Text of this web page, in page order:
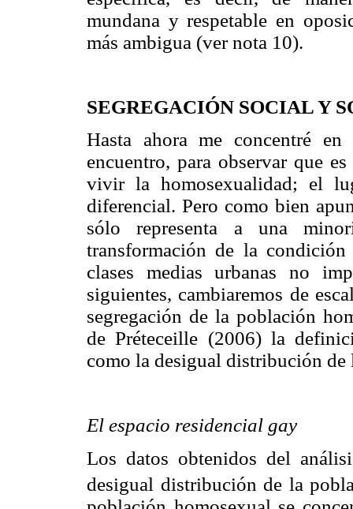
mundana y respetable en
más ambigua (ver nota 10).
SEGREGACIÓN SOCIAL Y
Hasta ahora me concentré
encuentro, para observar que
vivir la homosexualidad; el
diferencial. Pero como bien
sólo representa a una
transformación de la
clases medias urbanas no
siguientes, cambiaremos de
segregación de la población
de Préteceille (2006) la
como la desigual distribución de
El espacio residencial gay
Los datos obtenidos del
desigual distribución de la